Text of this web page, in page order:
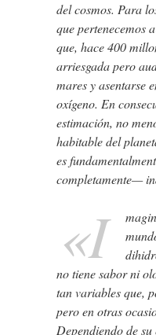
del cosmos. Para
que pertenecemos
que, hace 400
arriesgada pero
mares y asentarse
oxígeno. En
estimación, no
habitable del
es
completamente—
«I
no tiene sabor ni
tan variables que,
pero en otras
Dependiendo de